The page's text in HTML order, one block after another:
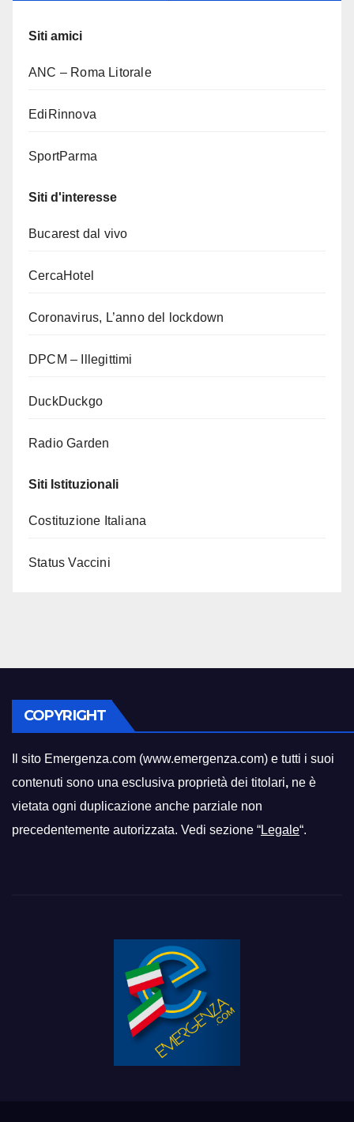
Siti amici
ANC – Roma Litorale
EdiRinnova
SportParma
Siti d'interesse
Bucarest dal vivo
CercaHotel
Coronavirus, L’anno del lockdown
DPCM – Illegittimi
DuckDuckgo
Radio Garden
Siti Istituzionali
Costituzione Italiana
Status Vaccini
COPYRIGHT
Il sito Emergenza.com (www.emergenza.com) e tutti i suoi
contenuti sono una esclusiva proprietà dei titolari, ne è
vietata ogni duplicazione anche parziale non
precedentemente autorizzata. Vedi sezione “Legale“.